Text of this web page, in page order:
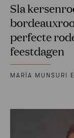
Sla
perfecte
feestdagen
MARÍA MUNSURI